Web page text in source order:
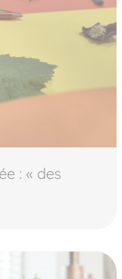
: « des